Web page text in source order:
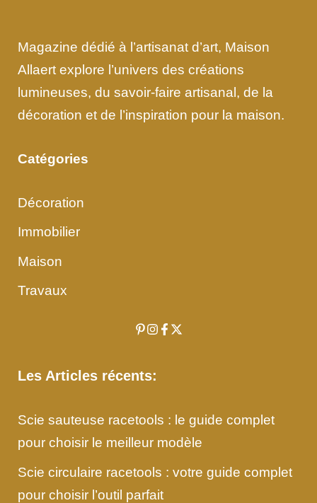
Magazine dédié à l’artisanat d’art, Maison
Allaert explore l’univers des créations
lumineuses, du savoir-faire artisanal, de la
décoration et de l’inspiration pour la maison.
Catégories
Décoration
Immobilier
Maison
Travaux
Les Articles récents:
Scie sauteuse racetools : le guide complet
pour choisir le meilleur modèle
Scie circulaire racetools : votre guide complet
pour choisir l’outil parfait